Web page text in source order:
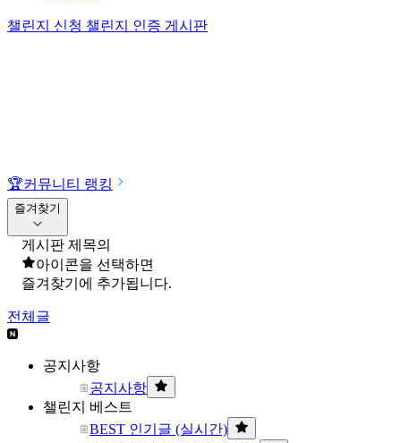
챌린지 신청 챌린지 인증 게시판
🏆커뮤니티 랭킹
즐겨찾기
게시판 제목의
아이콘을 선택하면
즐겨찾기에 추가됩니다.
전체글
공지사항
공지사항
챌린지 베스트
BEST 인기글 (실시간)